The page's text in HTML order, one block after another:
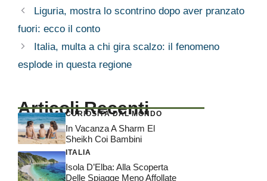
Liguria, mostra lo scontrino dopo aver pranzato
fuori: ecco il conto
Italia, multa a chi gira scalzo: il fenomeno
esplode in questa regione
Articoli Recenti
CURIOSITÀ DAL MONDO
In Vacanza A Sharm El
Sheikh Coi Bambini
ITALIA
Isola D’Elba: Alla Scoperta
Delle Spiagge Meno Affollate